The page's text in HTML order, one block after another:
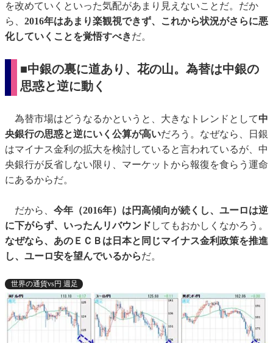
を改めていくといった気配があまり見えないことだ。だか
ら、 2016年はあまり楽観視できず、これから状況がさらに悪
化していくことを覚悟すべきだ。
■中銀の裏に道あり、花の山。 為替は中銀の
思惑と逆に動く
為替市場はどうなるかというと、大きなトレンドとして中
央銀行の思惑と逆にいく公算が高いだろう。なぜなら、日銀
はマイナス金利の拡大を検討していると言われているが、中
央銀行が反省しない限り、マーケットから報復を食らう運命
にあるからだ。
だから、 今年（2016年）は円高傾向が続くし、ユーロは逆
に下がらず、いったんリバウンド してもおかしくなかろう。
なぜなら、あのＥＣＢは日本と同じマイナス金利政策を推進
し、ユーロ安を望んでいるからだ。
世界の通貨vs円 週足